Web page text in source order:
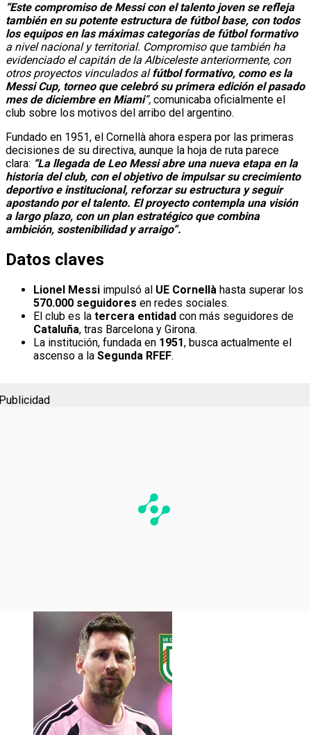
“Este compromiso de Messi con el talento joven se refleja
también en su potente estructura de fútbol base, con todos
los equipos en las máximas categorías de fútbol formativo
a nivel nacional y territorial. Compromiso que también ha
evidenciado el capitán de la Albiceleste anteriormente, con
otros proyectos vinculados alfútbol formativo, como es la
Messi Cup, torneo que celebró su primera edición el pasado
mes de diciembre en Miami”, comunicaba oficialmente el
club sobre los motivos del arribo del argentino.
Fundado en 1951, el Cornellà ahora espera por las primeras
decisiones de su directiva, aunque la hoja de ruta parece
clara: “La llegada de Leo Messi abre una nueva etapa en la
historia del club, con el objetivo de impulsar su crecimiento
deportivo e institucional, reforzar su estructura y seguir
apostando por el talento. El proyecto contempla una visión
a largo plazo, con un plan estratégico que combina
ambición, sostenibilidad y arraigo”.
Datos claves
Lionel Messi impulsó al UE Cornellà hasta superar los
570.000 seguidores en redes sociales.
El club es la tercera entidad con más seguidores de
Cataluña, tras Barcelona y Girona.
La institución, fundada en 1951, busca actualmente el
ascenso a la Segunda RFEF.